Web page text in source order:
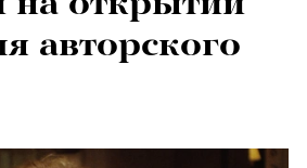
авторского